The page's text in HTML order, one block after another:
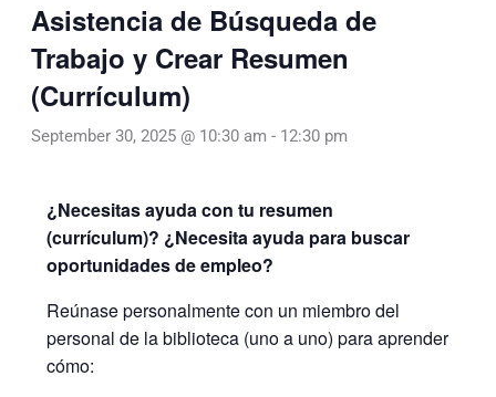
Asistencia de Búsqueda de
Trabajo y Crear Resumen
(Currículum)
September 30, 2025 @ 10:30 am - 12:30 pm
¿Necesitas ayuda con tu resumen
(currículum)? ¿Necesita ayuda para buscar
oportunidades de empleo?
Reúnase personalmente con un miembro del
personal de la biblioteca (uno a uno) para aprender
cómo: